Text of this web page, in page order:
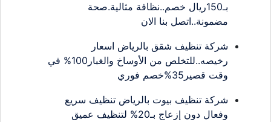
بـ150ريال خصم..نظافة مثالية.صحة
مضمونة..اتصل بنا الان
شركة تنظيف شقق بالرياض اسعار
رخيصه..للتخلص من الأوساخ والغبار100% في
وقت قصير35%خصم فوري
شركة تنظيف بيوت بالرياض تنظيف سريع
وفعال دون إزعاج بـ20% لتنظيف عميق